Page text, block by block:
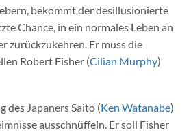
bekommt der desillusionierte
Chance, in ein normales Leben an
zurückzukehren. Er muss die
Robert Fisher (Cilian Murphy)
des Japaners Saito (Ken Watanabe)
ausschnüffeln. Er soll Fisher